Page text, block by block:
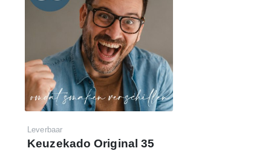
Leverbaar
Keuzekado Original 35